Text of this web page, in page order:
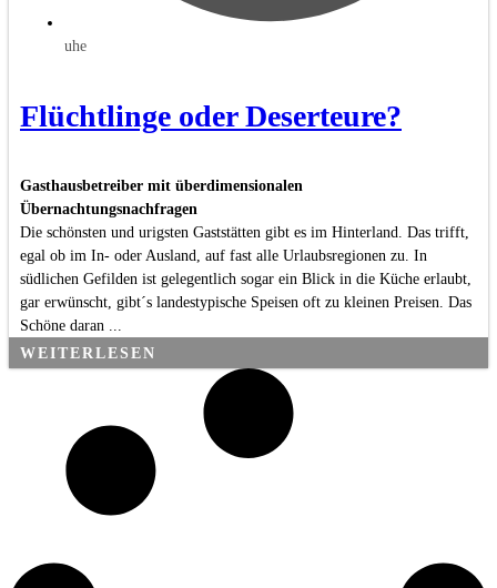
uhe
Flüchtlinge oder Deserteure?
Gasthausbetreiber mit überdimensionalen
Übernachtungsnachfragen
Die schönsten und urigsten Gaststätten gibt es im Hinterland. Das trifft,
egal ob im In- oder Ausland, auf fast alle Urlaubsregionen zu. In
südlichen Gefilden ist gelegentlich sogar ein Blick in die Küche erlaubt,
gar erwünscht, gibt´s landestypische Speisen oft zu kleinen Preisen. Das
Schöne daran ...
WEITERLESEN